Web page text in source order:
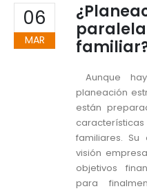
06
MAR
Aunque
planeación
están
familiares.
visión
objetivos
para